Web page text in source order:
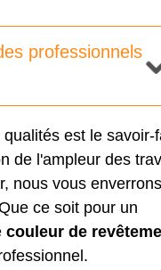
professionnels
est le savoir-
de l'ampleur des
nous vous
ce soit pour un
couleur de